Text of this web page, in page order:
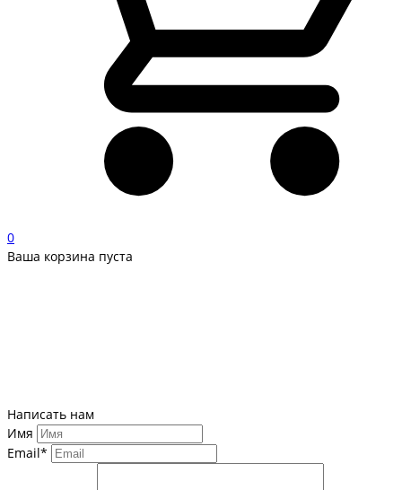
0
Ваша корзина пуста
Написать нам
Имя
Email*